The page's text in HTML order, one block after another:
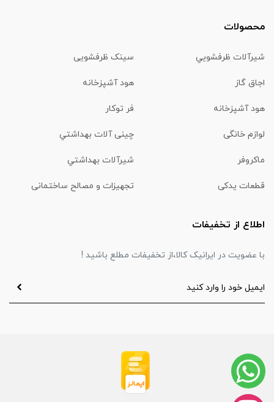
محصولات
شیرآلات ظرفشويي سینک ظرفشویی
اجاق گاز هود آشپزخانه
هود آشپزخانه فر توکار
لوازم خانگی چینی آلات بهداشتي
ماكروفر شیرآلات بهداشتي
قطعات یدکی تجهیزات و مصالح ساختمانی
اطلاع از تخفیفات
با عضویت در ایرانیک کالا،از تخفیفات مطلع باشید !